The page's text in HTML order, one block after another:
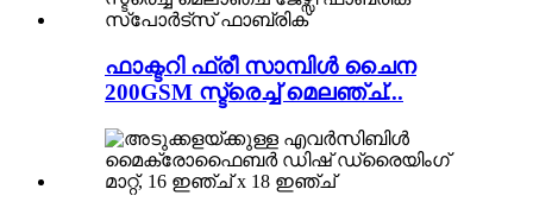
ഫാക്ടറി ഫ്രീ സാമ്പിൾ ചൈന
200GSM സ്ട്രെച്ച് മെലഞ്ച്...